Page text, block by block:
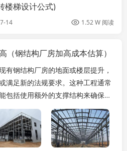
楼梯设计公式)
14 1.52 W 阅读
（钢结构厂房加高成本估算）
有钢结构厂房的地面或楼层提升，
满足新的法规要求。这种工程通常
包括使用额外的支撑结构来确保结
算需要考虑多个因素，包...